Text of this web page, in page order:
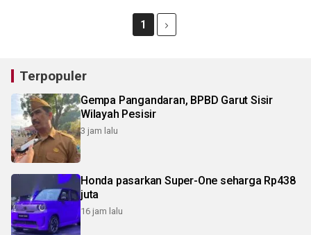
1
Terpopuler
Gempa Pangandaran, BPBD Garut Sisir
Wilayah Pesisir
3 jam lalu
Honda pasarkan Super-One seharga Rp438
juta
16 jam lalu